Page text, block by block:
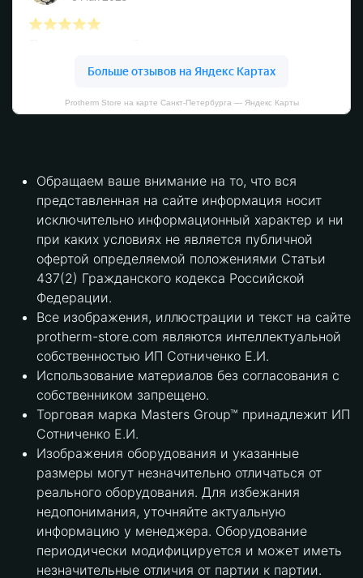
Protherm Store на карте Санкт‑Петербурга — Яндекс Карты
Обращаем ваше внимание на то, что вся
представленная на сайте информация носит
исключительно информационный характер и ни
при каких условиях не является публичной
офертой определяемой положениями Статьи
437(2) Гражданского кодекса Российской
Федерации.
Все изображения, иллюстрации и текст на сайте
protherm-store.com являются интеллектуальной
собственностью ИП Сотниченко Е.И.
Использование материалов без согласования с
собственником запрещено.
Торговая марка Masters Group™ принадлежит ИП
Сотниченко Е.И.
Изображения оборудования и указанные
размеры могут незначительно отличаться от
реального оборудования. Для избежания
недопонимания, уточняйте актуальную
информацию у менеджера. Оборудование
периодически модифицируется и может иметь
незначительные отличия от партии к партии.